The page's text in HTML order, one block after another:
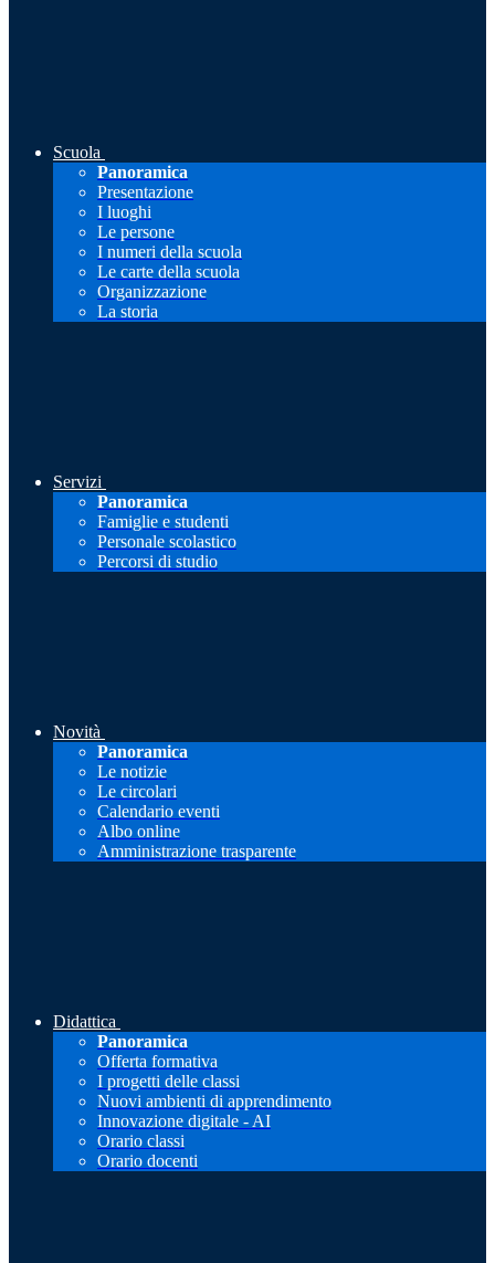
Scuola
Panoramica
Presentazione
I luoghi
Le persone
I numeri della scuola
Le carte della scuola
Organizzazione
La storia
Servizi
Panoramica
Famiglie e studenti
Personale scolastico
Percorsi di studio
Novità
Panoramica
Le notizie
Le circolari
Calendario eventi
Albo online
Amministrazione trasparente
Didattica
Panoramica
Offerta formativa
I progetti delle classi
Nuovi ambienti di apprendimento
Innovazione digitale - AI
Orario classi
Orario docenti